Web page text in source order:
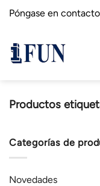
SaltarPóngase en
Productos
Categorías de
Novedades